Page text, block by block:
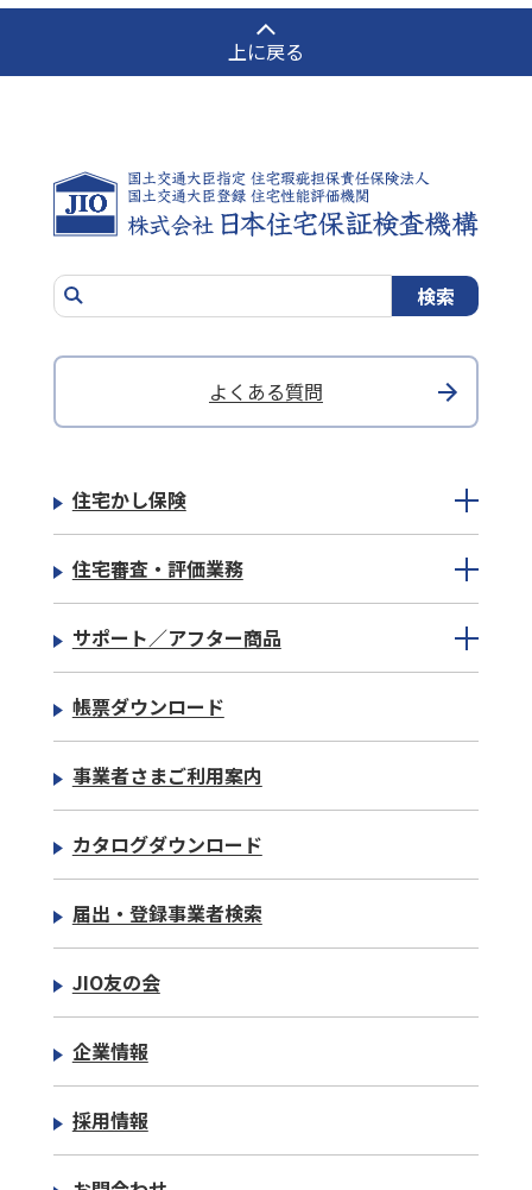
上に戻る
住宅かし保険
住宅審査・評価業務
サポート／アフター商品
帳票ダウンロード
事業者さまご利用案内
カタログダウンロード
届出・登録事業者検索
JIO友の会
企業情報
採用情報
よくある質問